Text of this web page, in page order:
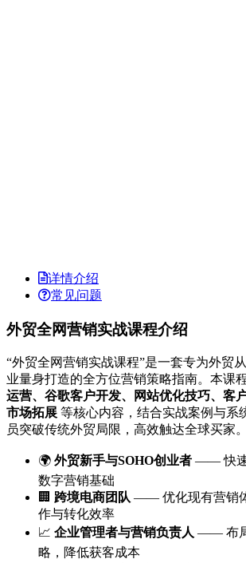
详情介绍
常见问题
外贸全网营销实战课程介绍
“外贸全网营销实战课程”是一套专为外贸
业量身打造的全方位营销策略指南。本课
运营、谷歌客户开发、网站优化技巧、客
市场拓展 等核心内容，结合实战案例与系
员突破传统外贸局限，高效触达全球买家
🌍 外贸新手与SOHO创业者 —— 快速
数字营销基础
🏢 跨境电商团队 —— 优化现有营销
作与转化效率
📈 企业管理者与营销负责人 —— 布
略，降低获客成本